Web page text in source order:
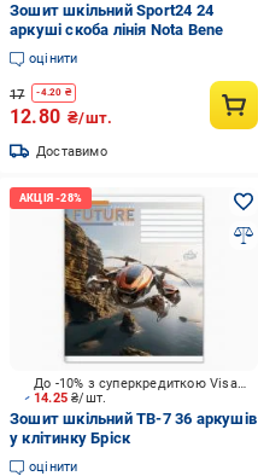
Зошит шкільний Sport24 24
аркуші скоба лінія Nota Bene
оцінити
17 -4.20 ₴
12.80 ₴/шт.
Доставимо
14.25₴/шт.
До -10% з суперкредиткою Visa Вигода
Зошит шкільний ТВ-7 36 аркушів
у клітинку Бріск
оцінити